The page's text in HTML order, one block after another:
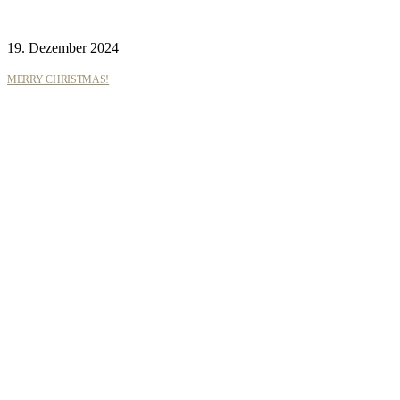
19. Dezember 2024
MERRY CHRISTMAS!